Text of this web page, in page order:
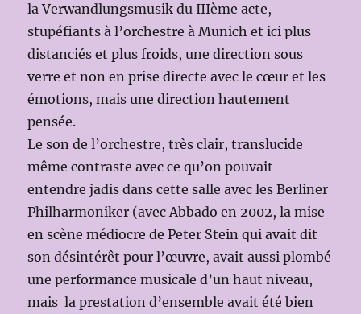
la Verwandlungsmusik du IIIème acte,
stupéfiants à l’orchestre à Munich et ici plus
distanciés et plus froids, une direction sous
verre et non en prise directe avec le cœur et les
émotions, mais une direction hautement
pensée.
Le son de l’orchestre, très clair, translucide
même contraste avec ce qu’on pouvait
entendre jadis dans cette salle avec les Berliner
Philharmoniker (avec Abbado en 2002, la mise
en scène médiocre de Peter Stein qui avait dit
son désintérêt pour l’œuvre, avait aussi plombé
une performance musicale d’un haut niveau,
mais la prestation d’ensemble avait été bien